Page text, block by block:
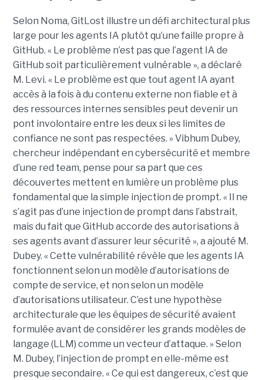
Selon Noma, GitLost illustre un défi architectural plus
large pour les agents IA plutôt qu’une faille propre à
GitHub. « Le problème n’est pas que l’agent IA de
GitHub soit particulièrement vulnérable », a déclaré
M. Levi. « Le problème est que tout agent IA ayant
accès à la fois à du contenu externe non fiable et à
des ressources internes sensibles peut devenir un
pont involontaire entre les deux si les limites de
confiance ne sont pas respectées. » Vibhum Dubey,
chercheur indépendant en cybersécurité et membre
d’une red team, pense pour sa part que ces
découvertes mettent en lumière un problème plus
fondamental que la simple injection de prompt. « Il ne
s’agit pas d’une injection de prompt dans l’abstrait,
mais du fait que GitHub accorde des autorisations à
ses agents avant d’assurer leur sécurité », a ajouté M.
Dubey. « Cette vulnérabilité révèle que les agents IA
fonctionnent selon un modèle d’autorisations de
compte de service, et non selon un modèle
d’autorisations utilisateur. C’est une hypothèse
architecturale que les équipes de sécurité avaient
formulée avant de considérer les grands modèles de
langage (LLM) comme un vecteur d’attaque. » Selon
M. Dubey, l’injection de prompt en elle-même est
presque secondaire. « Ce qui est dangereux, c’est que